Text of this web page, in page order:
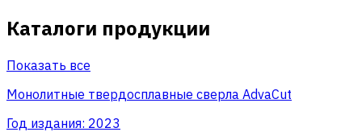
Каталоги продукции
Показать все
Монолитные твердосплавные сверла AdvaCut
Год издания: 2023